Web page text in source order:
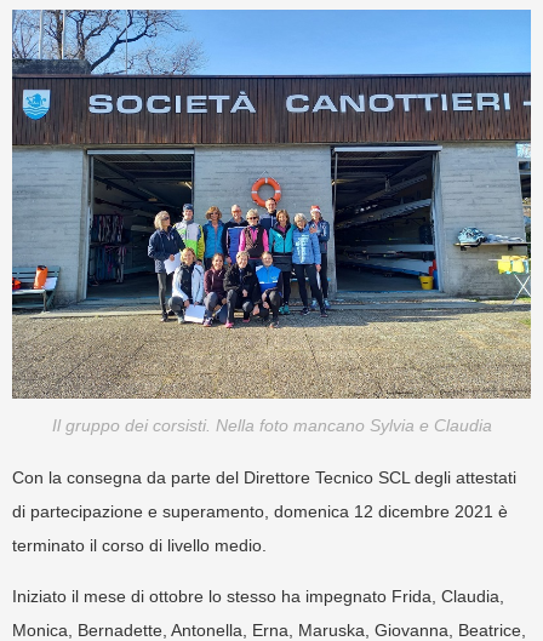
Il gruppo dei corsisti. Nella foto mancano Sylvia e Claudia
Con la consegna da parte del Direttore Tecnico SCL degli attestati
di partecipazione e superamento, domenica 12 dicembre 2021 è
terminato il corso di livello medio.
Iniziato il mese di ottobre lo stesso ha impegnato Frida, Claudia,
Monica, Bernadette, Antonella, Erna, Maruska, Giovanna, Beatrice,